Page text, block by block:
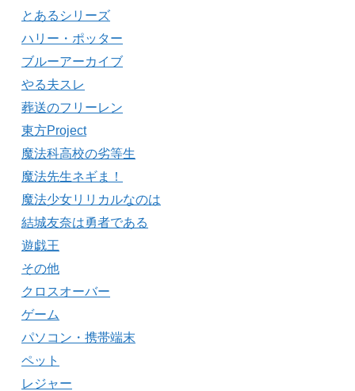
とあるシリーズ
ハリー・ポッター
ブルーアーカイブ
やる夫スレ
葬送のフリーレン
東方Project
魔法科高校の劣等生
魔法先生ネギま！
魔法少女リリカルなのは
結城友奈は勇者である
遊戯王
その他
クロスオーバー
ゲーム
パソコン・携帯端末
ペット
レジャー